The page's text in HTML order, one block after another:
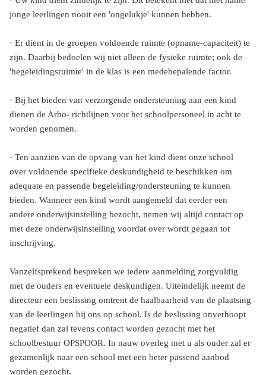
jonge leerlingen nooit een 'ongelukje' kunnen hebben.
· Er dient in de groepen voldoende ruimte (opname-capaciteit) te
zijn. Daarbij bedoelen wij niet alleen de fysieke ruimte; ook de
'begeleidingsruimte' in de klas is een medebepalende factor.
· Bij het bieden van verzorgende ondersteuning aan een kind
dienen de Arbo- richtlijnen voor het schoolpersoneel in acht te
worden genomen.
· Ten aanzien van de opvang van het kind dient onze school
over voldoende specifieke deskundigheid te beschikken om
adequate en passende begeleiding/ondersteuning te kunnen
bieden. Wanneer een kind wordt aangemeld dat eerder een
andere onderwijsinstelling bezocht, nemen wij altijd contact op
met deze onderwijsinstelling voordat over wordt gegaan tot
inschrijving.
Vanzelfsprekend bespreken we iedere aanmelding zorgvuldig
met de ouders en eventuele deskundigen. Uiteindelijk neemt de
directeur een beslissing omtrent de haalbaarheid van de plaatsing
van de leerlingen bij ons op school. Is de beslissing onverhoopt
negatief dan zal tevens contact worden gezocht met het
schoolbestuur OPSPOOR. In nauw overleg met u als ouder zal er
gezamenlijk naar een school met een beter passend aanbod
worden gezocht.